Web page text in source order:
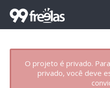
O projeto é privado.
privado, você deve